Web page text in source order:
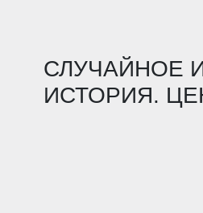
СЛУЧАЙНОЕ
ИСТОРИЯ.